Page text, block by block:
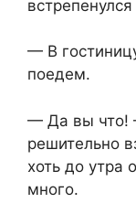
— В
поедем.
— Да вы что!
решительно
хоть до утра
много.